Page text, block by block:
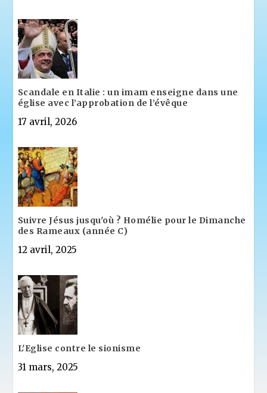
Scandale en Italie : un imam enseigne dans une
église avec l’approbation de l’évêque
17 avril, 2026
Suivre Jésus jusqu'où ? Homélie pour le Dimanche
des Rameaux (année C)
12 avril, 2025
L'Eglise contre le sionisme
31 mars, 2025